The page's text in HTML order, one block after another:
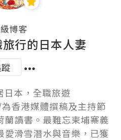
博客
行的日本人妻
日本，全職旅遊
香港媒體撰稿及主持節
蘭讀書。最難忘柬埔寨義
愛滑雪潛水與音樂，已獲